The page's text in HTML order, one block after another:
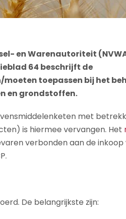
en Warenautoriteit
64 beschrijft de
toepassen bij het
en grondstoffen.
met
is hiermee vervangen. Het
verbonden aan de inkoop
De belangrijkste zijn: